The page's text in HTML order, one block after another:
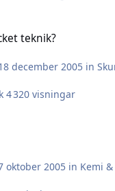
teknik?
december 2005 in
4 320 visningar
oktober 2005 in Kemi